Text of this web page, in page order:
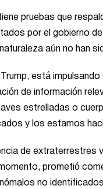
pruebas que
por el gobierno
aún no han
está
de información
estrelladas o
y los estamos
de extraterrestres
prometió
no